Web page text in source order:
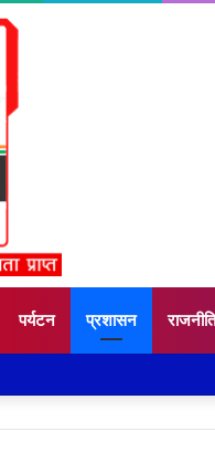
पर्यटन प्रशासन राजनीति